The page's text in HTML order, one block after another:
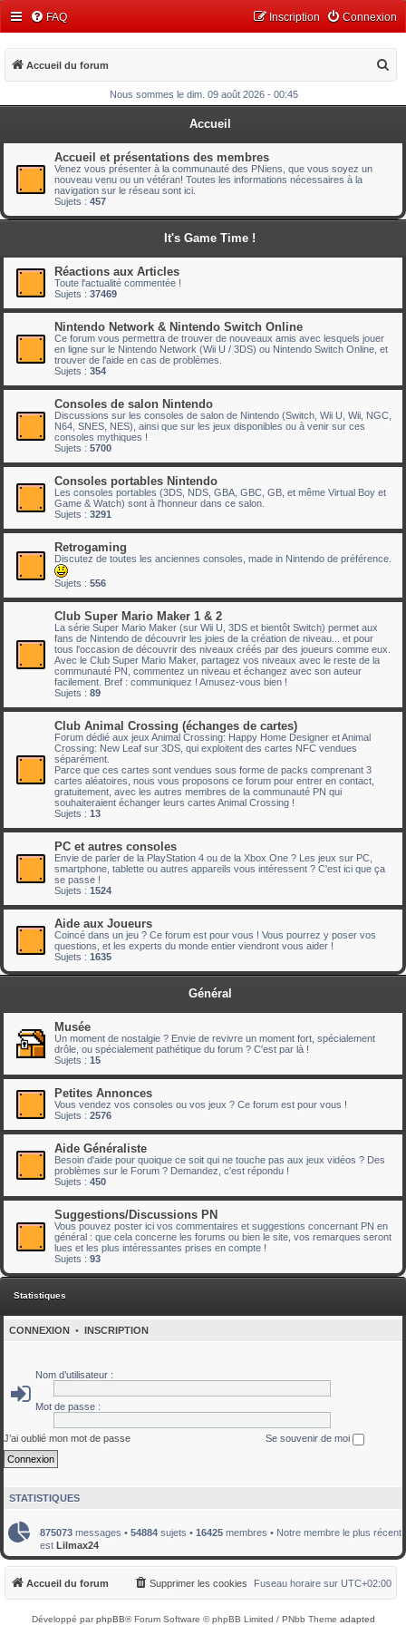
FAQ Connexion
Inscription
Accueil du forum
c
h
r
Nous sommes le dim. 09 août 2026 - 00:45
Accueil
Accueil et présentations des membres
Venez vous présenter à la communauté des PNiens, que vous soyez un
nouveau venu ou un vétéran! Toutes les informations nécessaires à la
navigation sur le réseau sont ici.
Sujets : 457
It's Game Time !
Réactions aux Articles
Toute l'actualité commentée !
Sujets : 37469
Nintendo Network & Nintendo Switch Online
Ce forum vous permettra de trouver de nouveaux amis avec lesquels jouer
en ligne sur le Nintendo Network (Wii U / 3DS) ou Nintendo Switch Online, et
trouver de l'aide en cas de problèmes.
Sujets : 354
Consoles de salon Nintendo
Discussions sur les consoles de salon de Nintendo (Switch, Wii U, Wii, NGC,
N64, SNES, NES), ainsi que sur les jeux disponibles ou à venir sur ces
consoles mythiques !
Sujets : 5700
Consoles portables Nintendo
Les consoles portables (3DS, NDS, GBA, GBC, GB, et même Virtual Boy et
Game & Watch) sont à l'honneur dans ce salon.
Sujets : 3291
Retrogaming
Discutez de toutes les anciennes consoles, made in Nintendo de préférence.
Sujets : 556
Club Super Mario Maker 1 & 2
La série Super Mario Maker (sur Wii U, 3DS et bientôt Switch) permet aux
fans de Nintendo de découvrir les joies de la création de niveau... et pour
tous l'occasion de découvrir des niveaux créés par des joueurs comme eux.
Avec le Club Super Mario Maker, partagez vos niveaux avec le reste de la
communauté PN, commentez un niveau et échangez avec son auteur
facilement. Bref : communiquez ! Amusez-vous bien !
Sujets : 89
Club Animal Crossing (échanges de cartes)
Forum dédié aux jeux Animal Crossing: Happy Home Designer et Animal
Crossing: New Leaf sur 3DS, qui exploitent des cartes NFC vendues
séparément.
Parce que ces cartes sont vendues sous forme de packs comprenant 3
cartes aléatoires, nous vous proposons ce forum pour entrer en contact,
gratuitement, avec les autres membres de la communauté PN qui
souhaiteraient échanger leurs cartes Animal Crossing !
Sujets : 13
PC et autres consoles
Envie de parler de la PlayStation 4 ou de la Xbox One ? Les jeux sur PC,
smartphone, tablette ou autres appareils vous intéressent ? C'est ici que ça
se passe !
Sujets : 1524
Aide aux Joueurs
Coincé dans un jeu ? Ce forum est pour vous ! Vous pourrez y poser vos
questions, et les experts du monde entier viendront vous aider !
Sujets : 1635
Général
Musée
Un moment de nostalgie ? Envie de revivre un moment fort, spécialement
drôle, ou spécialement pathétique du forum ? C'est par là !
Sujets : 15
Petites Annonces
Vous vendez vos consoles ou vos jeux ? Ce forum est pour vous !
Sujets : 2576
Aide Généraliste
Besoin d'aide pour quoique ce soit qui ne touche pas aux jeux vidéos ? Des
problèmes sur le Forum ? Demandez, c'est répondu !
Sujets : 450
Suggestions/Discussions PN
Vous pouvez poster ici vos commentaires et suggestions concernant PN en
général : que cela concerne les forums ou bien le site, vos remarques seront
lues et les plus intéressantes prises en compte !
Sujets : 93
Statistiques
CONNEXION • INSCRIPTION
Nom d’utilisateur :
Mot de passe :
J’ai oublié mon mot de passe Se souvenir de moi
STATISTIQUES
875073 messages • 54884 sujets • 16425 membres • Notre membre le plus récent
est Lilmax24
Accueil du forum Fuseau horaire sur UTC+02:00
Supprimer les cookies
Développé parphpBB® Forum Software © phpBB Limited / PNbb Theme adapted